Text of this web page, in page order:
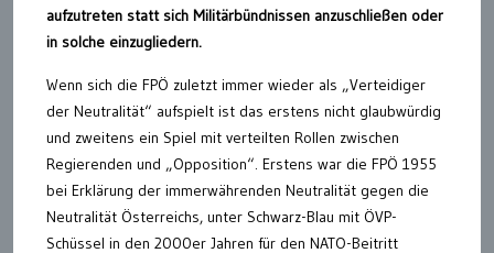
aufzutreten statt sich Militärbündnissen anzuschließen oder
in solche einzugliedern.
Wenn sich die FPÖ zuletzt immer wieder als „Verteidiger
der Neutralität“ aufspielt ist das erstens nicht glaubwürdig
und zweitens ein Spiel mit verteilten Rollen zwischen
Regierenden und „Opposition“. Erstens war die FPÖ 1955
bei Erklärung der immerwährenden Neutralität gegen die
Neutralität Österreichs, unter Schwarz-Blau mit ÖVP-
Schüssel in den 2000er Jahren für den NATO-Beitritt